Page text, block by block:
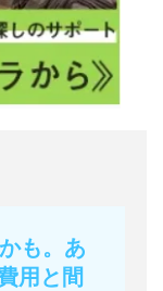
も。あ
用と間